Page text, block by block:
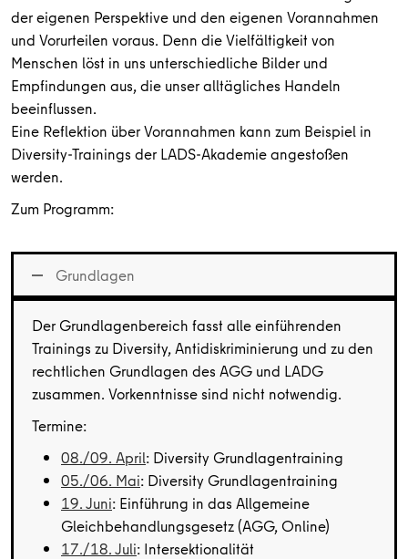
der eigenen Perspektive und den eigenen Vorannahmen
und Vorurteilen voraus. Denn die Vielfältigkeit von
Menschen löst in uns unterschiedliche Bilder und
Empfindungen aus, die unser alltägliches Handeln
beeinflussen.
Eine Reflektion über Vorannahmen kann zum Beispiel in
Diversity-Trainings der LADS-Akademie angestoßen
werden.
Zum Programm:
Grundlagen
Der Grundlagenbereich fasst alle einführenden
Trainings zu Diversity, Antidiskriminierung und zu den
rechtlichen Grundlagen des AGG und LADG
zusammen. Vorkenntnisse sind nicht notwendig.
Termine:
08./09. April: Diversity Grundlagentraining
05./06. Mai: Diversity Grundlagentraining
19. Juni: Einführung in das Allgemeine
Gleichbehandlungsgesetz (AGG, Online)
17./18. Juli: Intersektionalität